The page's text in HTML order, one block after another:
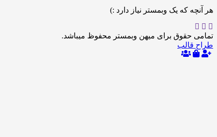
که یک وبمستر نیاز دارد :)
برای میهن وبمستر محفوظ میباشد.